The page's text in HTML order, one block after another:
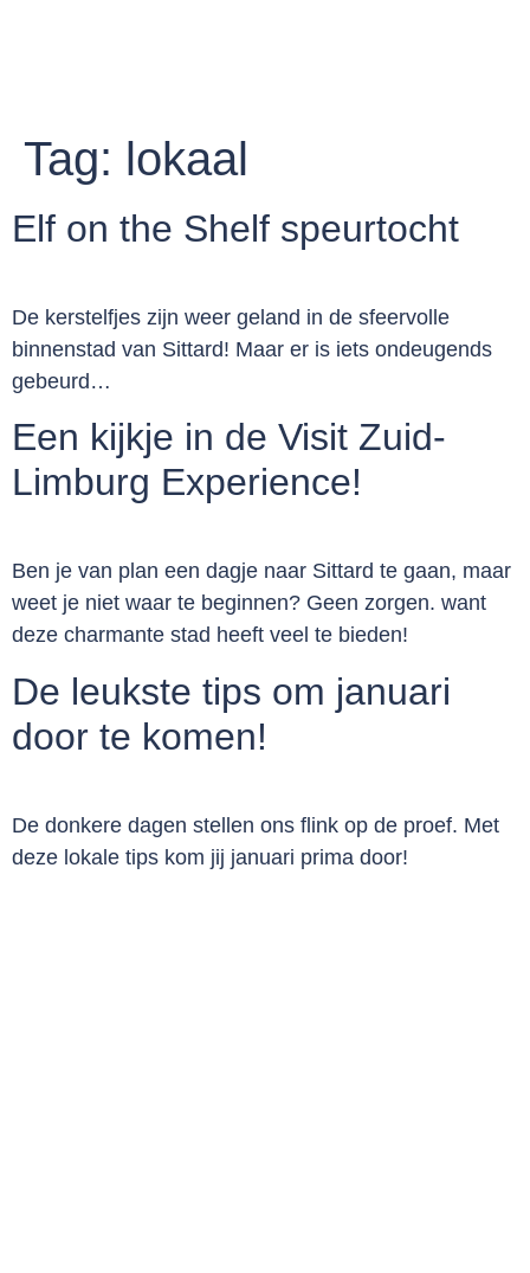
Tag: lokaal
Elf on the Shelf speurtocht
De kerstelfjes zijn weer geland in de sfeervolle
binnenstad van Sittard! Maar er is iets ondeugends
gebeurd…
Een kijkje in de Visit Zuid-
Limburg Experience!
Ben je van plan een dagje naar Sittard te gaan, maar
weet je niet waar te beginnen? Geen zorgen. want
deze charmante stad heeft veel te bieden!
De leukste tips om januari
door te komen!
De donkere dagen stellen ons flink op de proef. Met
deze lokale tips kom jij januari prima door!